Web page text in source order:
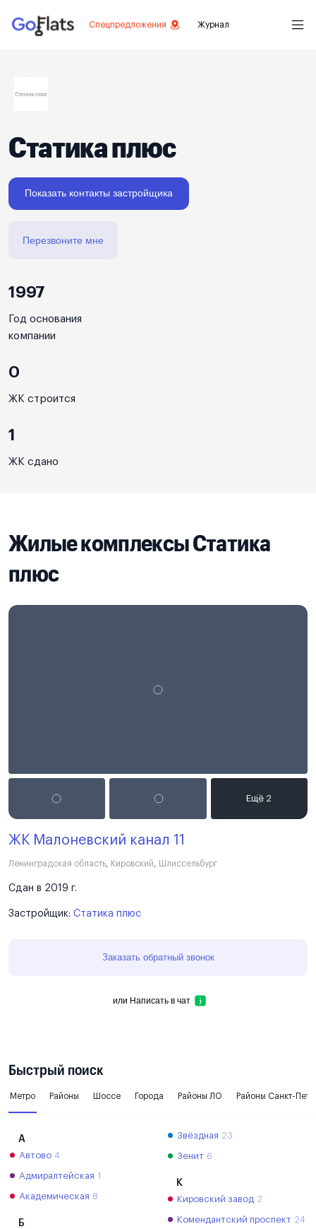
Спецпредложения Журнал
Статика плюс
Показать контакты застройщика
Перезвоните мне
1997
Год основания
компании
0
ЖК строится
1
ЖК сдано
Жилые комплексы Статика
плюс
ЖК Малоневский канал 11
Ленинградская область, Кировский, Шлиссельбург
Сдан в 2019 г.
Застройщик: Статика плюс
Заказать обратный звонок
или Написать в чат
Быстрый поиск
Метро Районы Шоссе Города Районы ЛО Районы Санкт-
А
Автово 4
Адмиралтейская 1
Академическая 8
Б
Звёздная 23
Зенит 6
К
Кировский завод 2
Комендантский проспект 24